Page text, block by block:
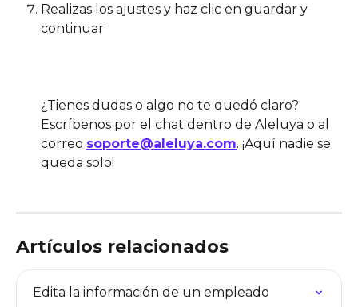
Realizas los ajustes y haz clic en guardar y
continuar
​¿Tienes dudas o algo no te quedó claro?
Escríbenos por el chat dentro de Aleluya o al
correo soporte@aleluya.com. ¡Aquí nadie se
queda solo!
Artículos relacionados
Edita la información de un empleado